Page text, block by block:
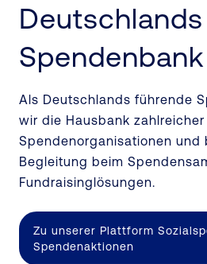
Spendenbank
Als Deutschlands führende
wir die Hausbank zahlreicher
Spendenorganisationen und
Begleitung beim
Fundraisinglösungen.
Zu unserer Plattform
Spendenaktionen